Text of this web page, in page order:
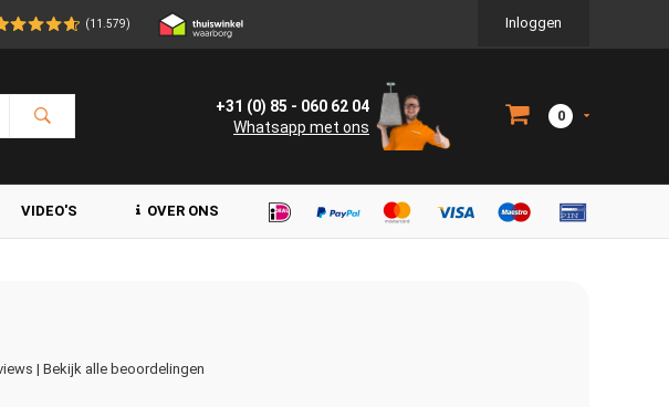
(11.579) Inloggen
+31 (0) 85 - 060 62 04
Whatsapp met ons
0
VIDEO'S OVER ONS
| Bekijk alle beoordelingen